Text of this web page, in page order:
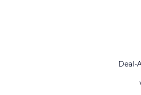
Deal-